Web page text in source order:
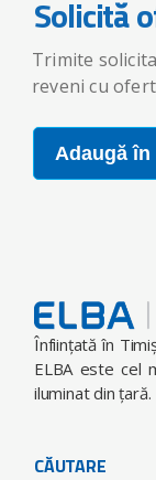
Solicită
Trimite
reveni cu
Adaugă în
Înfiinţată în
ELBA este cel
iluminat din ţară.
CĂUTARE